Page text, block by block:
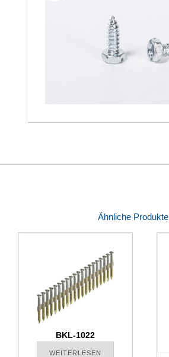
Ähnliche Produkte
BKL-1022
WEITERLESEN